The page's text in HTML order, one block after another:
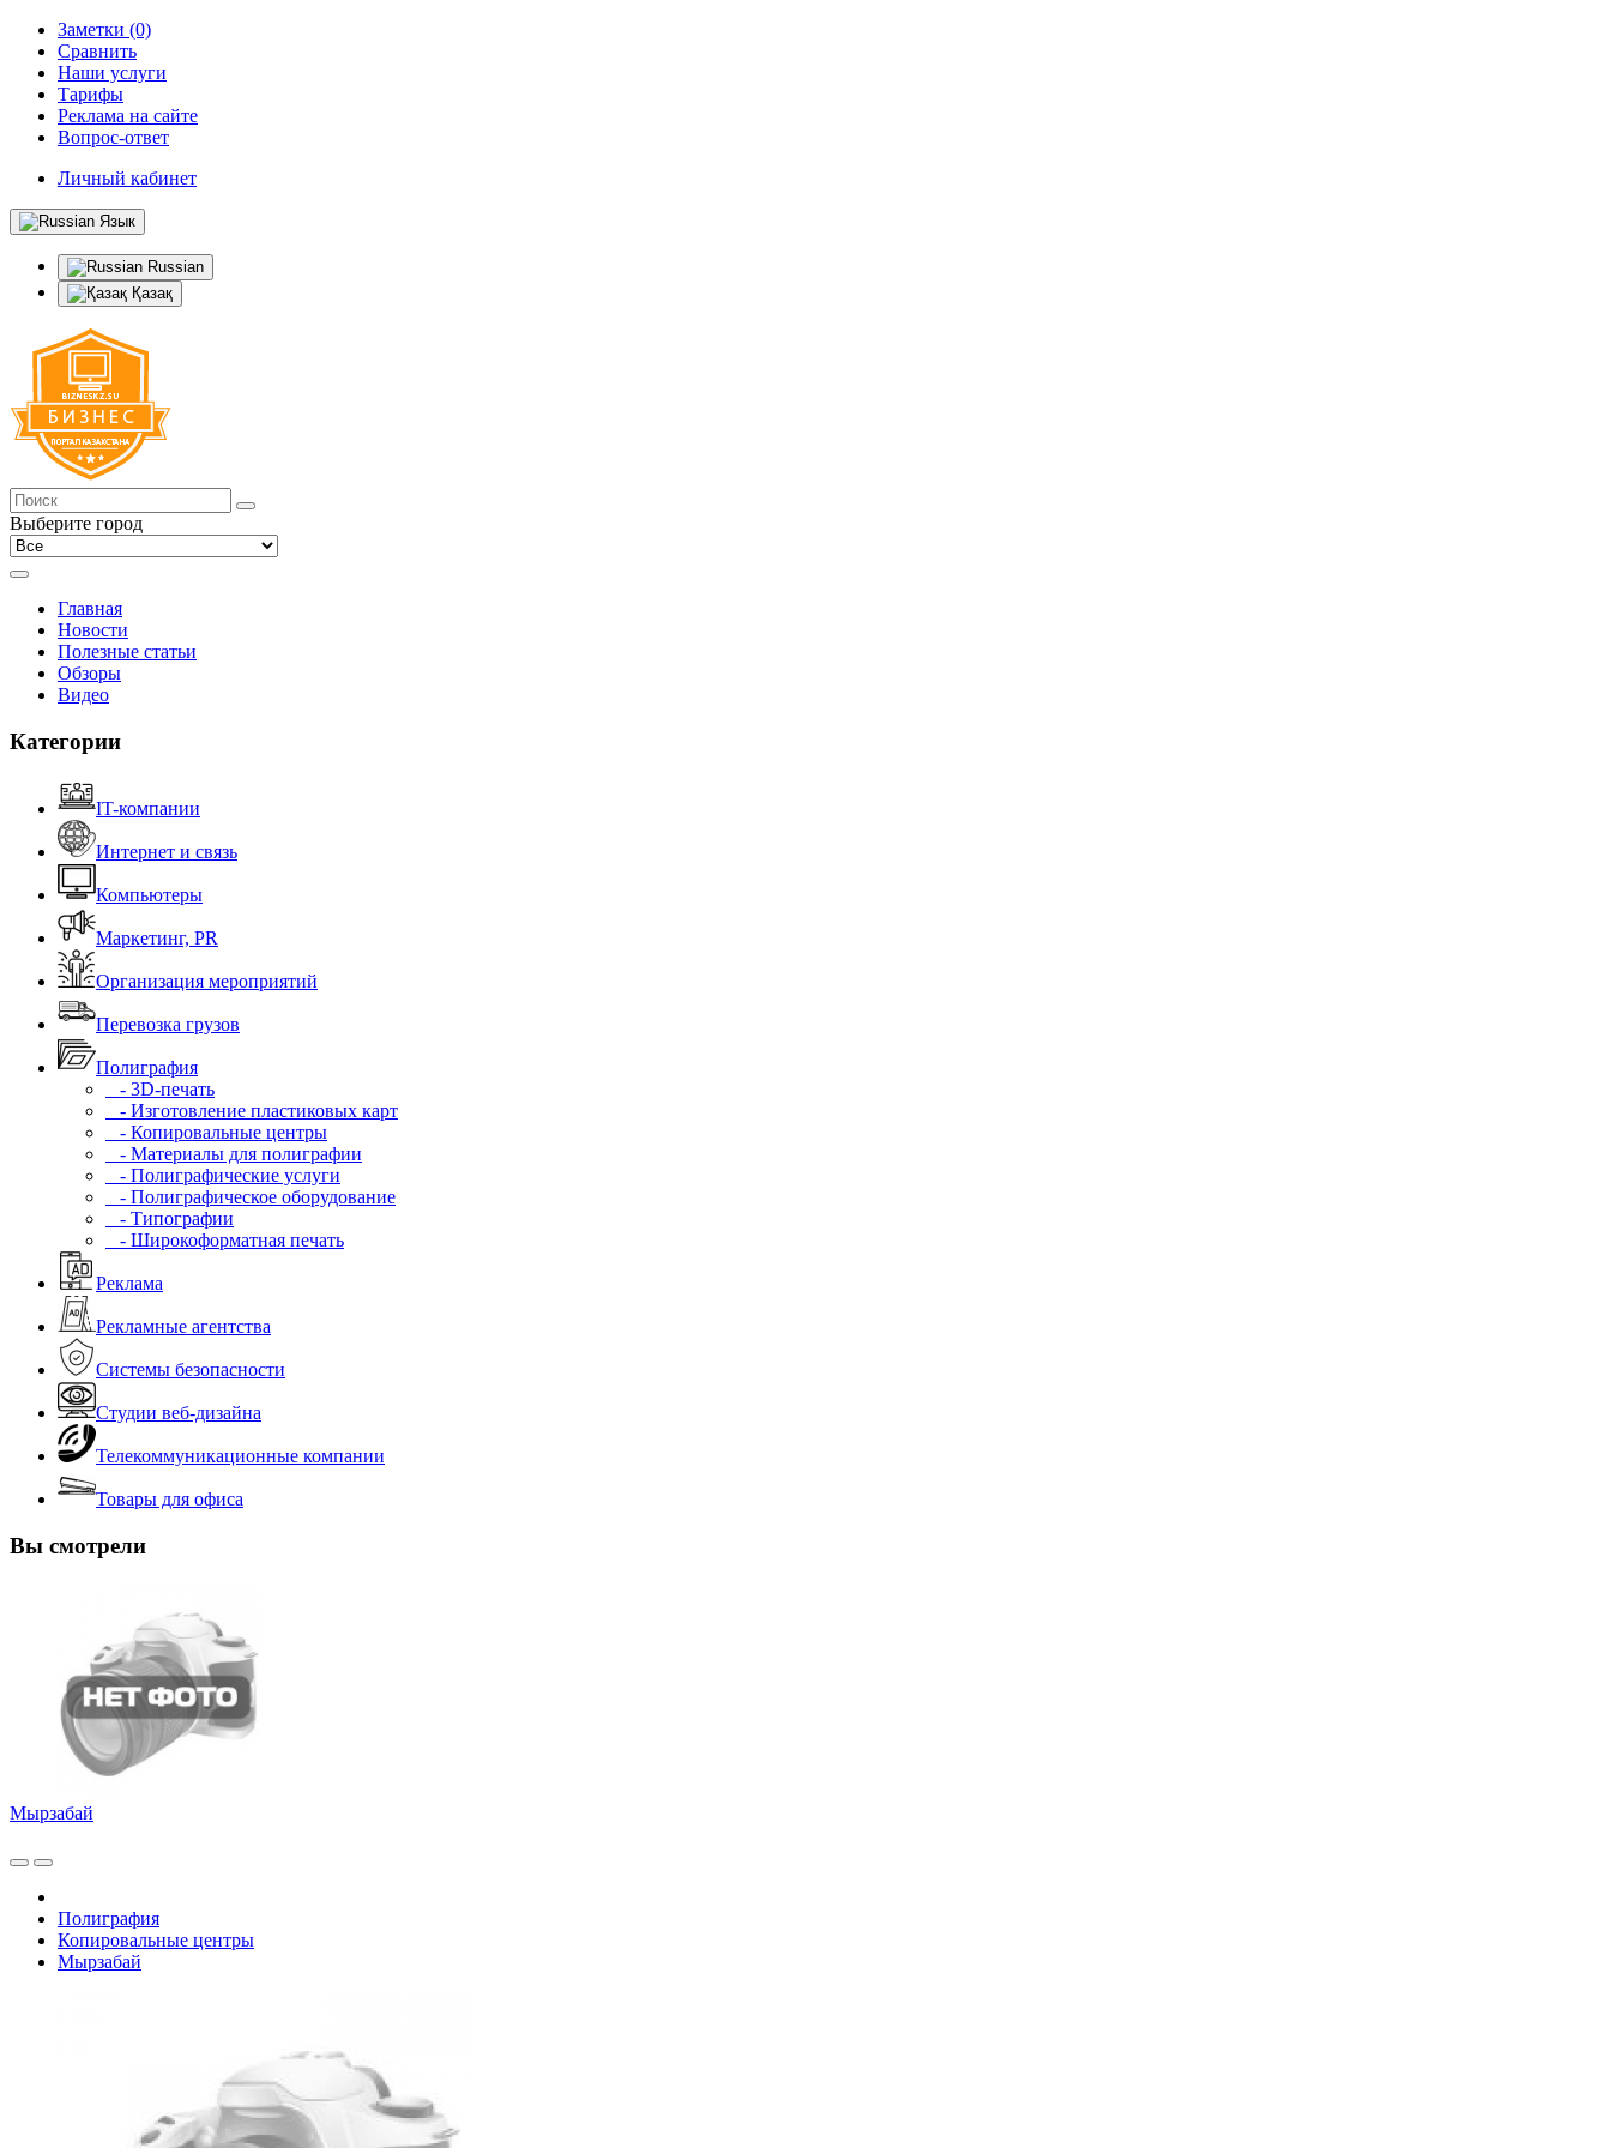
Заметки (0)
Сравнить
Наши услуги
Тарифы
Реклама на сайте
Вопрос-ответ
Личный кабинет
Язык
Russian
Қазақ
Выберите город
Главная
Новости
Полезные статьи
Обзоры
Видео
Категории
IT-компании
Интернет и связь
Компьютеры
Маркетинг, PR
Организация мероприятий
Перевозка грузов
Полиграфия
- 3D-печать
- Изготовление пластиковых карт
- Копировальные центры
- Материалы для полиграфии
- Полиграфические услуги
- Полиграфическое оборудование
- Типографии
- Широкоформатная печать
Реклама
Рекламные агентства
Системы безопасности
Студии веб-дизайна
Телекоммуникационные компании
Товары для офиса
Вы смотрели
Мырзабай
Полиграфия
Копировальные центры
Мырзабай